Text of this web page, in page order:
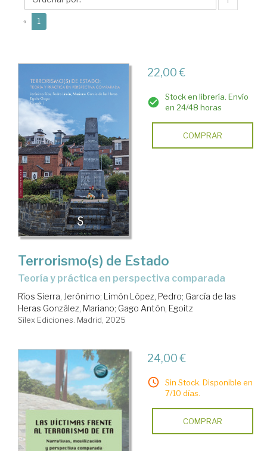
« 1
22,00 €
Stock en librería. Envío
en 24/48 horas
COMPRAR
Terrorismo(s) de Estado
Teoría y práctica en perspectiva comparada
Ríos Sierra, Jerónimo; Limón López, Pedro; García de las
Heras González, Mariano; Gago Antón, Egoitz
Sílex Ediciones. Madrid, 2025
24,00 €
Sin Stock. Disponible en
7/10 días.
COMPRAR